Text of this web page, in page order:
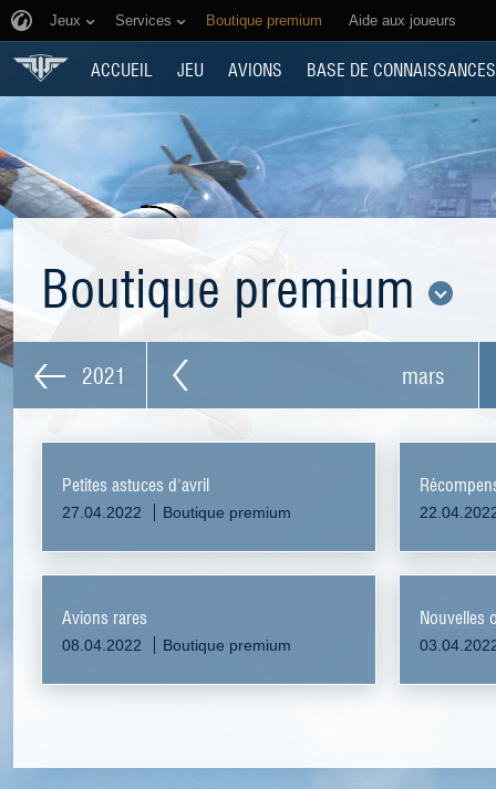
Jeux Services Boutique premium Aide aux joueurs
ACCUEIL JEU AVIONS BASE DE CONNAISSANCES
Boutique premium
2021 mars
Petites astuces d'avril
27.04.2022 Boutique premium
Avions rares
08.04.2022 Boutique premium
Nouvelles